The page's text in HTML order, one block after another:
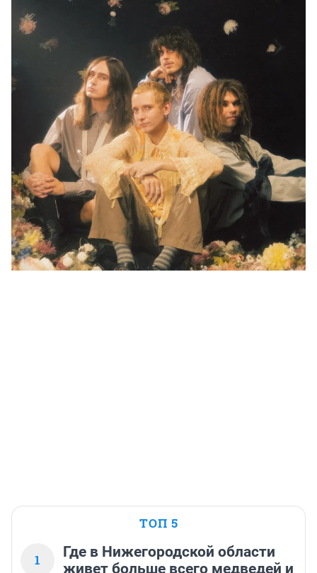
ТОП 5
1
Где в Нижегородской области
живет больше всего медведей и